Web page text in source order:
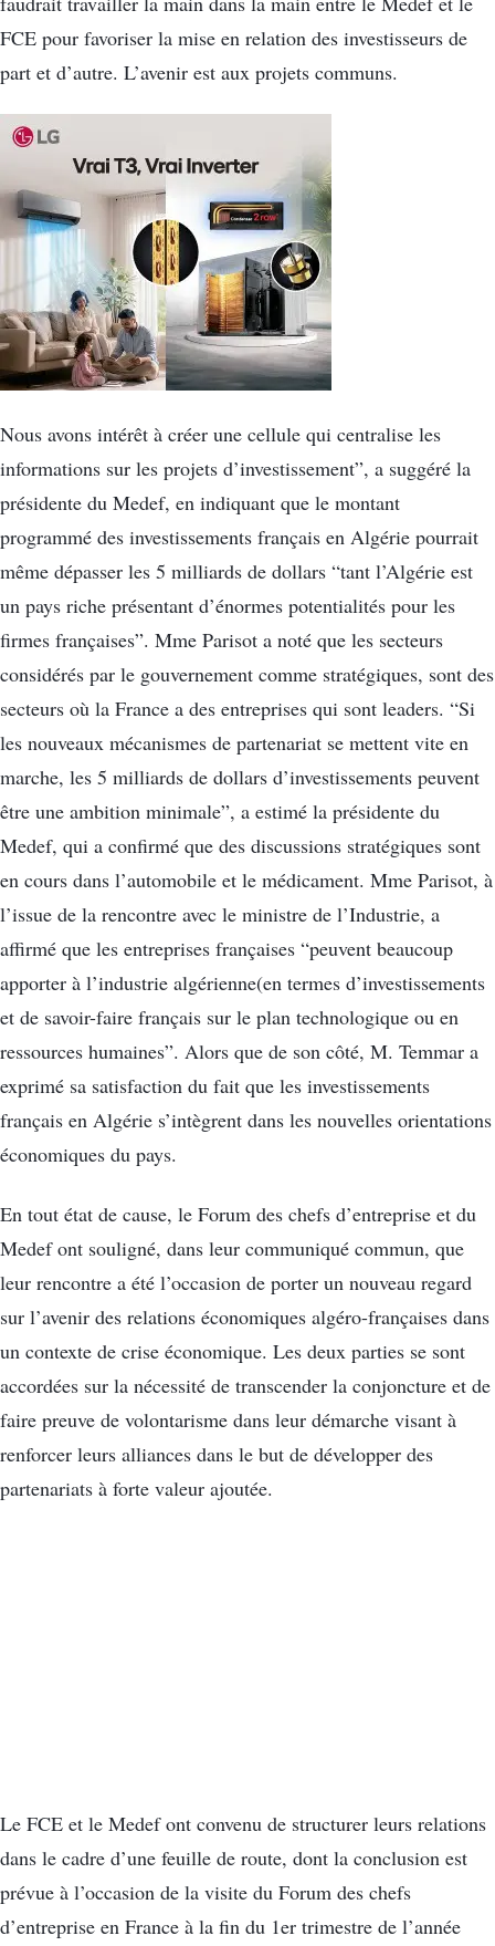
FCE pour favoriser la mise en relation des investisseurs de
part et d’autre. L’avenir est aux projets communs.
Nous avons intérêt à créer une cellule qui centralise les
informations sur les projets d’investissement”, a suggéré la
présidente du Medef, en indiquant que le montant
programmé des investissements français en Algérie pourrait
même dépasser les 5 milliards de dollars “tant l’Algérie est
un pays riche présentant d’énormes potentialités pour les
firmes françaises”. Mme Parisot a noté que les secteurs
considérés par le gouvernement comme stratégiques, sont des
secteurs où la France a des entreprises qui sont leaders. “Si
les nouveaux mécanismes de partenariat se mettent vite en
marche, les 5 milliards de dollars d’investissements peuvent
être une ambition minimale”, a estimé la présidente du
Medef, qui a confirmé que des discussions stratégiques sont
en cours dans l’automobile et le médicament. Mme Parisot, à
l’issue de la rencontre avec le ministre de l’Industrie, a
affirmé que les entreprises françaises “peuvent beaucoup
apporter à l’industrie algérienne(en termes d’investissements
et de savoir-faire français sur le plan technologique ou en
ressources humaines”. Alors que de son côté, M. Temmar a
exprimé sa satisfaction du fait que les investissements
français en Algérie s’intègrent dans les nouvelles orientations
économiques du pays.
En tout état de cause, le Forum des chefs d’entreprise et du
Medef ont souligné, dans leur communiqué commun, que
leur rencontre a été l’occasion de porter un nouveau regard
sur l’avenir des relations économiques algéro-françaises dans
un contexte de crise économique. Les deux parties se sont
accordées sur la nécessité de transcender la conjoncture et de
faire preuve de volontarisme dans leur démarche visant à
renforcer leurs alliances dans le but de développer des
partenariats à forte valeur ajoutée.
Le FCE et le Medef ont convenu de structurer leurs relations
dans le cadre d’une feuille de route, dont la conclusion est
prévue à l’occasion de la visite du Forum des chefs
d’entreprise en France à la fin du 1er trimestre de l’année